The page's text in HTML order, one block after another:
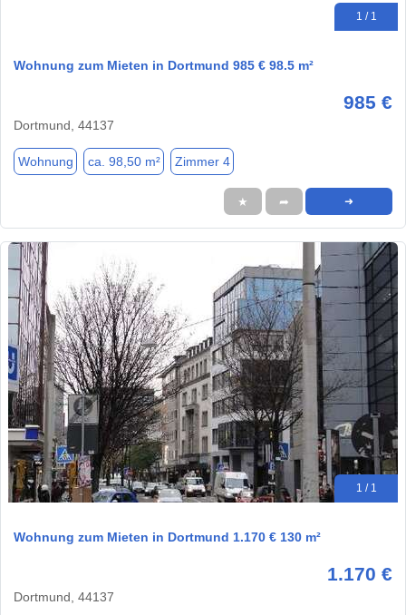
1 / 1
Wohnung zum Mieten in Dortmund 985 € 98.5 m²
985 €
Dortmund, 44137
Wohnung ca. 98,50 m² Zimmer 4
★ ➦ ➜
1 / 1
Wohnung zum Mieten in Dortmund 1.170 € 130 m²
1.170 €
Dortmund, 44137